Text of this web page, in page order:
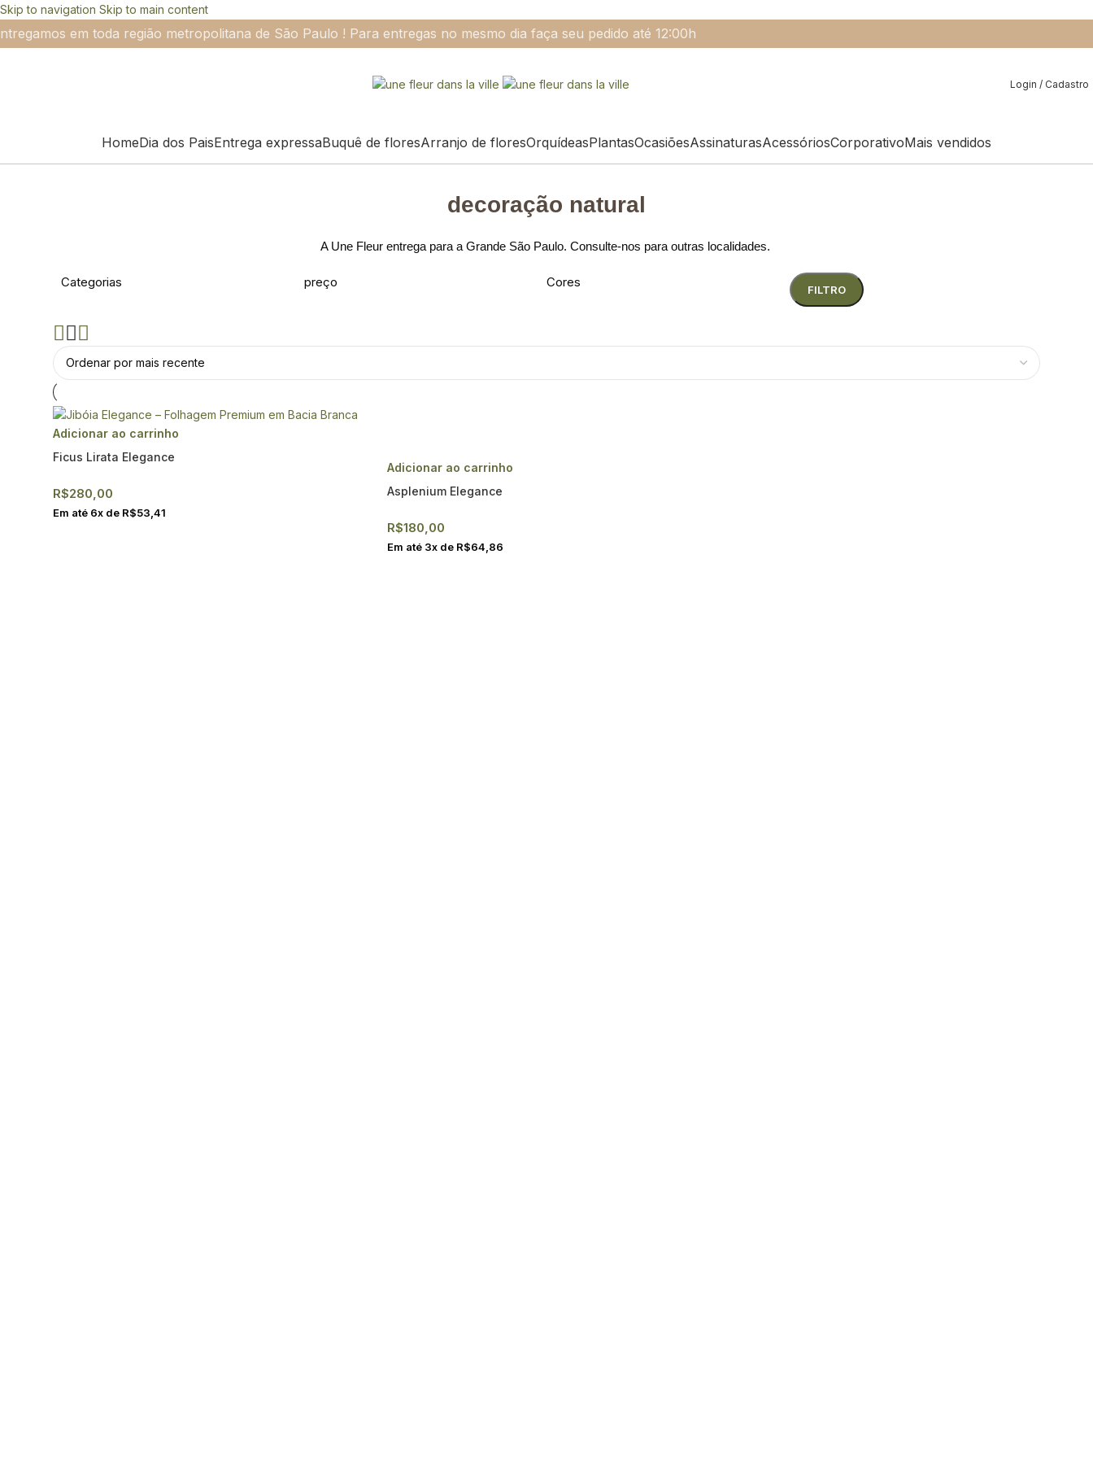
Skip to navigation Skip to main content
em toda região metropolitana de São Paulo ! Para entregas no mesmo dia faça seu pedido até 12:00h
Login / Cadastro
HomeDia dos PaisEntrega expressaBuquê de floresArranjo de floresOrquídeasPlantasOcasiõesAssinaturasAcessóriosCorporativoMais vendidos
decoração natural
A Une Fleur entrega para a Grande São Paulo. Consulte-nos para outras localidades.
Categorias preço Cores FILTRO
Adicionar ao carrinho
Ficus Lirata Elegance
R$280,00
Em até 6x de R$53,41
Adicionar ao carrinho
Asplenium Elegance
R$180,00
Em até 3x de R$64,86